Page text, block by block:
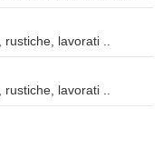
rustiche, lavorati ..
rustiche, lavorati ..